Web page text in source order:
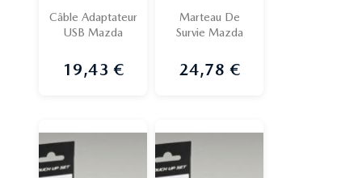
Câble Adaptateur
USB Mazda
Prix
19,43 €
Marteau De
Survie Mazda
Prix
24,78 €